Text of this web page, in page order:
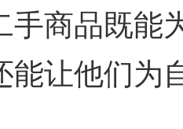
商品既能
能让他们为